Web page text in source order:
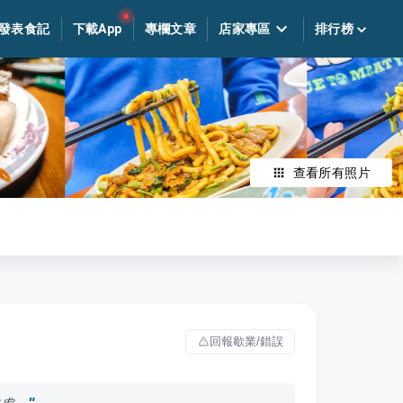
表食記 下載App 專欄文章 店家專區 排行榜
查看所有照片
回報歇業/錯誤